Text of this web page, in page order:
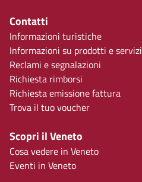
Contatti
Informazioni turistiche
Informazioni su prodotti e servizi
Reclami e segnalazioni
Richiesta rimborsi
Richiesta emissione fattura
Trova il tuo voucher
Scopri il Veneto
Cosa vedere in Veneto
Eventi in Veneto